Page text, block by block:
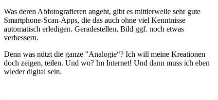
Was deren Abfotografieren angeht, gibt es mittlerweile sehr gute
Smartphone-Scan-Apps, die das auch ohne viel Kenntnisse
automatisch erledigen. Geradestellen, Bild ggf. noch etwas
verbessern.
Denn was nützt die ganze "Analogie“? Ich will meine Kreationen
doch zeigen, teilen. Und wo? Im Internet! Und dann muss ich eben
wieder digital sein.